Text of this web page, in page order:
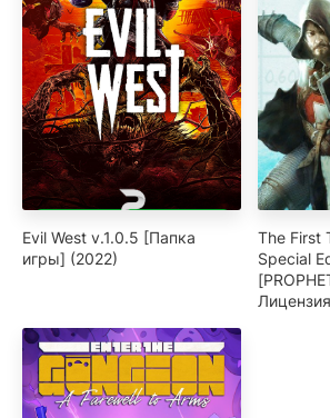
Evil West v.1.0.5 [Папка
игры] (2022)
The First
Special
Лицензия